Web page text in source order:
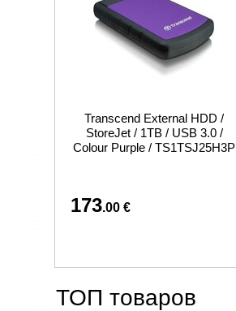
Transcend External HDD /
StoreJet / 1TB / USB 3.0 /
Colour Purple / TS1TSJ25H3P
173.00 €
ТОП товаров